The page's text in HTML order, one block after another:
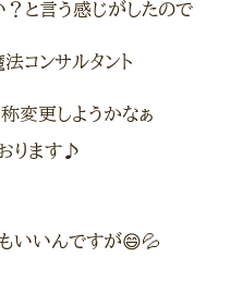
と言う感じがしたので
コンサルタント
変更しようかなぁ
ります♪
いいんですが😄💦